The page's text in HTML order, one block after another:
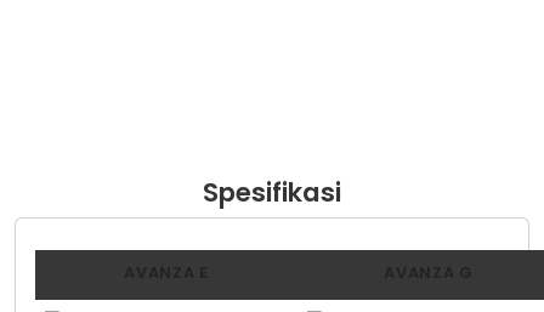
Spesifikasi